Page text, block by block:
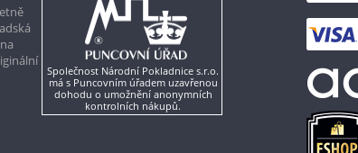
Společnost Národní Pokladnice s.r.o.
má s Puncovním úřadem uzavřenou
dohodu o umožnění anonymních
kontrolních nákupů.